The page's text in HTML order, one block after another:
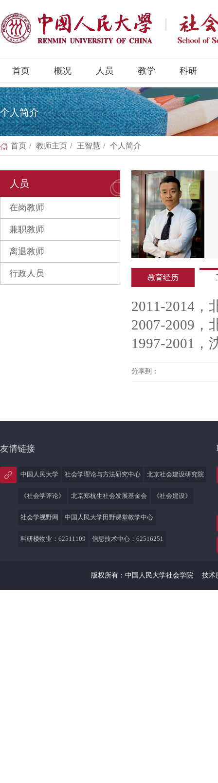
首页 概况 人员 教学 科研
个人简介
首页 / 教师主页 / 王智慧 / 个人简介
人员
在岗教师
兼职教师
离退教师
行政人员 教育经历
2011-2014，
2007-2009，
1997-2001，
分享到：
友情链接
中国人民大学 社会学理论与方法研究中心 北京社会建设研究院
《社会学评论》 北京郑杭生社会发展基金会 《社会建设》
社会学视野网 中国人民大学田野课堂教学中心
科研楼物业：62511109 信息技术中心：62516251
版权所有：中国人民大学社会学院 技术